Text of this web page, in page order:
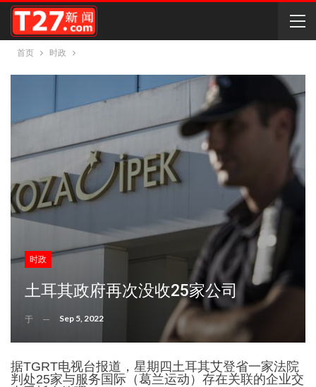
首页 时政
时政
土耳其政府再次没收25家公司
于 Sep 5, 2022
据TGRT电视台报道，星期四土耳其艾登省一家法院
判处25家与服务国际（葛兰运动）存在关联的企业交